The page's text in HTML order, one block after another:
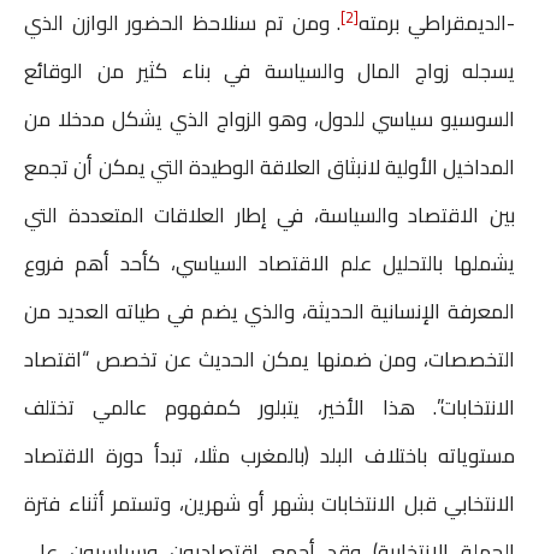
-الديمقراطي برمته[2] . ومن تم سنلاحظ الحضور الوازن الذي
يسجله زواج المال والسياسة في بناء كثير من الوقائع
السوسيو سياسي للدول، وهو الزواج الذي يشكل مدخلا من
المداخيل الأولية لانبثاق العلاقة الوطيدة التي يمكن أن تجمع
بين الاقتصاد والسياسة، في إطار العلاقات المتعددة التي
يشملها بالتحليل علم الاقتصاد السياسي، كأحد أهم فروع
المعرفة الإنسانية الحديثة، والذي يضم في طياته العديد من
التخصصات، ومن ضمنها يمكن الحديث عن تخصص “اقتصاد
الانتخابات”. هذا الأخير، يتبلور كمفهوم عالمي تختلف
مستوياته باختلاف البلد (بالمغرب مثلا، تبدأ دورة الاقتصاد
الانتخابي قبل الانتخابات بشهر أو شهرين، وتستمر أثناء فترة